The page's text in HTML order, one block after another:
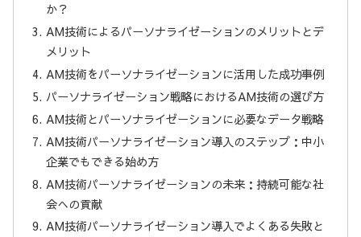
か？
AM技術によるパーソナライゼーションのメリットとデ
メリット
AM技術をパーソナライゼーションに活用した成功事例
パーソナライゼーション戦略におけるAM技術の選び方
AM技術とパーソナライゼーションに必要なデータ戦略
AM技術パーソナライゼーション導入のステップ：中小
企業でもできる始め方
AM技術パーソナライゼーションの未来：持続可能な社
会への貢献
AM技術パーソナライゼーション導入でよくある失敗と